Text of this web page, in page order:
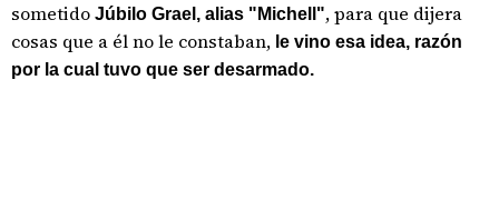
sometido Júbilo Grael, alias "Michell", para que dijera
cosas que a él no le constaban, le vino esa idea, razón
por la cual tuvo que ser desarmado.